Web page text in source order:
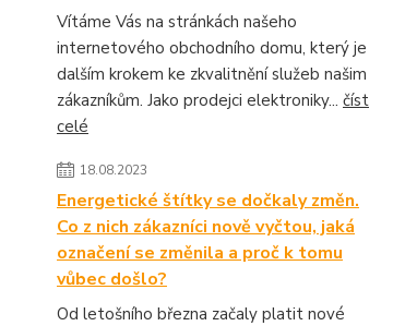
Vítáme Vás na stránkách našeho
internetového obchodního domu, který je
dalším krokem ke zkvalitnění služeb našim
zákazníkům. Jako prodejci elektroniky... číst
celé
18.08.2023
Energetické štítky se dočkaly změn.
Co z nich zákazníci nově vyčtou, jaká
označení se změnila a proč k tomu
vůbec došlo?
Od letošního března začaly platit nové